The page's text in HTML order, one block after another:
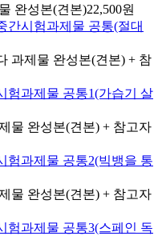
완성본(견본)22,500원
간시험과제물 공통(절대
과제물 완성본(견본) + 참
험과제물 공통1(가습기 살
물 완성본(견본) + 참고자
험과제물 공통2(빅뱅을 통
물 완성본(견본) + 참고자
험과제물 공통3(스페인 독